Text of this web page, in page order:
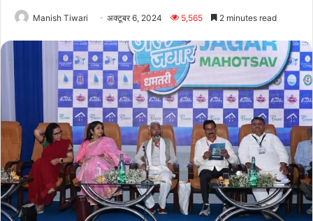
Manish Tiwari अक्टूबर 6, 2024 5,565 2 minutes read